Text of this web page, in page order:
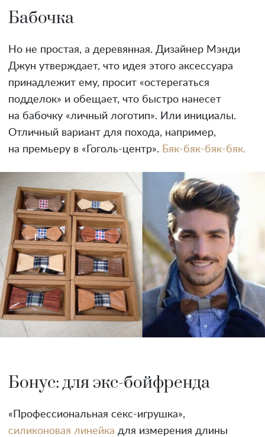
Бабочка
Но не простая, а деревянная. Дизайнер Мэнди
Джун утверждает, что идея этого аксессуара
принадлежит ему, просит «остерегаться
подделок» и обещает, что быстро нанесет
на бабочку «личный логотип». Или инициалы.
Отличный вариант для похода, например,
на премьеру в «Гоголь-центр». Бяк-бяк-бяк-бяк.
Бонус: для экс-бойфренда
«Профессиональная секс-игрушка»,
силиконовая линейка для измерения длины